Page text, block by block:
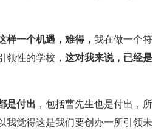
样一个机遇，难得， 我在做一个符
领性的学校， 这对我来说，已经是
是付出 ，包括曹先生也是付出，所
我觉得这是我们要创办一所引领未